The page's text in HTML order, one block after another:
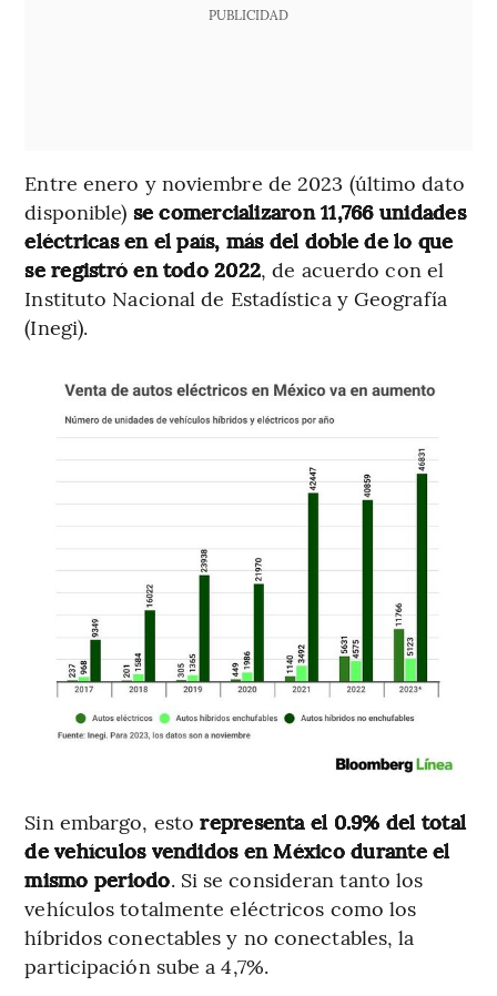
PUBLICIDAD
Entre enero y noviembre de 2023 (último dato
disponible) se comercializaron 11,766 unidades
eléctricas en el país, más del doble de lo que
se registró en todo 2022, de acuerdo con el
Instituto Nacional de Estadística y Geografía
(Inegi).
Sin embargo, esto representa el 0.9% del total
de vehículos vendidos en México durante el
mismo periodo. Si se consideran tanto los
vehículos totalmente eléctricos como los
híbridos conectables y no conectables, la
participación sube a 4,7%.